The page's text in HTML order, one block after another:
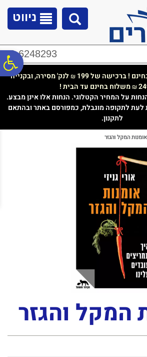
נגישות
ניווט
02-6248293
! ברכישה של 199 ₪ לנק' מסירה, ובקנייה
₪משלוח בחינם עד הבית !
על המחיר הקטלוגי. הנחות אלו אינן מבצע.
לתקופה מוגבלת, כמפורסם באתר ובהתאם
לתקנון.
אומנות המקל והגזר
המקל והגזר